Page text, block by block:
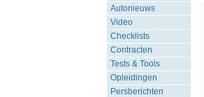
Autonieuws
Video
Checklists
Contracten
Tests & Tools
Opleidingen
Persberichten